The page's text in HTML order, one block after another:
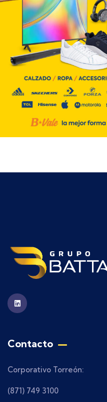
Contacto
Corporativo Torreón:
(871) 749 3100